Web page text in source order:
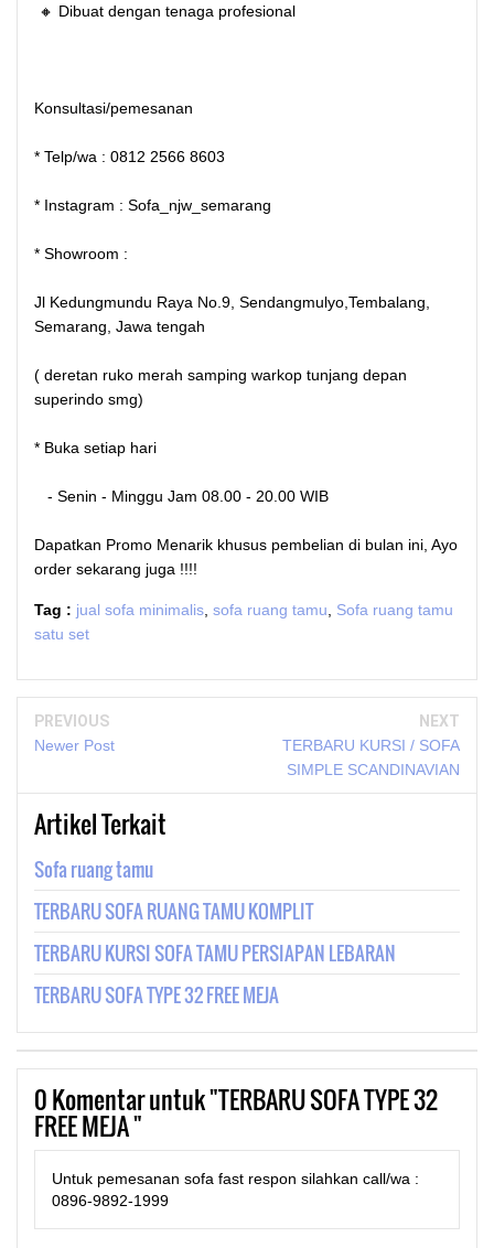
🔸 Dibuat dengan tenaga profesional
Konsultasi/pemesanan
* Telp/wa : 0812 2566 8603
* Instagram : Sofa_njw_semarang
* Showroom :
Jl Kedungmundu Raya No.9, Sendangmulyo,Tembalang,
Semarang, Jawa tengah
( deretan ruko merah samping warkop tunjang depan
superindo smg)
* Buka setiap hari
- Senin - Minggu Jam 08.00 - 20.00 WIB
Dapatkan Promo Menarik khusus pembelian di bulan ini, Ayo
order sekarang juga !!!!
Tag : jual sofa minimalis sofa ruang tamu
Sofa ruang tamu
satu set
PREVIOUS
Newer Post
NEXT
TERBARU KURSI / SOFA
SIMPLE SCANDINAVIAN
Artikel Terkait
Sofa ruang tamu
TERBARU SOFA RUANG TAMU KOMPLIT
TERBARU KURSI SOFA TAMU PERSIAPAN LEBARAN
TERBARU SOFA TYPE 32 FREE MEJA
0Komentar untuk "TERBARU SOFA TYPE 32
FREE MEJA "
Untuk pemesanan sofa fast respon silahkan call/wa :
0896-9892-1999